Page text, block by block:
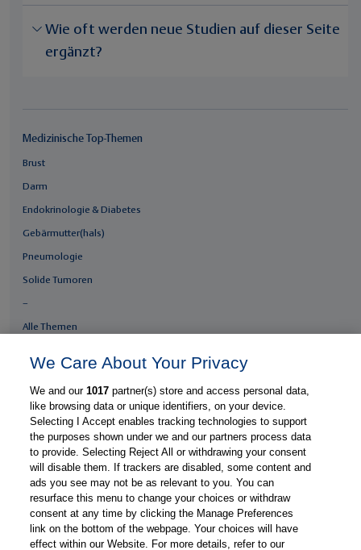
Wie oft werden neue Studien auf dieser Seite
ergänzt?
Medizinische Top-Themen
Brust
Darm
Endokrinologie & Diabetes
Gebärmutter(hals)
Pneumologie
Solide Tumoren
–
Alle Themen
Fachgebiete
Gastroenterologie
Gynäkologie
Hämatologie & Onkologie
Innere Medizin
Medizin & Gesundheitssystem
Thieme Praxis
Über Thieme Praxis
We Care About Your Privacy
We and our1017 partner(s) store and access personal data,
like browsing data or unique identifiers, on your device.
Selecting I Accept enables tracking technologies to support
the purposes shown under we and our partners process data
to provide. Selecting Reject All or withdrawing your consent
will disable them. If trackers are disabled, some content and
ads you see may not be as relevant to you. You can
resurface this menu to change your choices or withdraw
consent at any time by clicking the Manage Preferences
link on the bottom of the webpage. Your choices will have
effect within our Website. For more details, refer to our